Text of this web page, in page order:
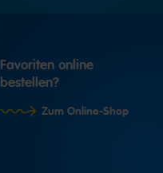
Favoriten online
bestellen?
Zum Online-Shop